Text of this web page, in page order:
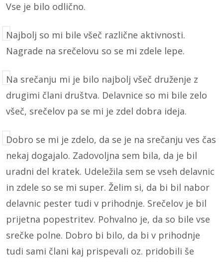
Vse je bilo odlično.
Najbolj so mi bile všeč različne aktivnosti.
Nagrade na srečelovu so se mi zdele lepe.
Na srečanju mi je bilo najbolj všeč druženje z
drugimi člani društva. Delavnice so mi bile zelo
všeč, srečelov pa se mi je zdel dobra ideja.
Dobro se mi je zdelo, da se je na srečanju ves čas
nekaj dogajalo. Zadovoljna sem bila, da je bil
uradni del kratek. Udeležila sem se vseh delavnic
in zdele so se mi super. Želim si, da bi bil nabor
delavnic pester tudi v prihodnje. Srečelov je bil
prijetna popestritev. Pohvalno je, da so bile vse
srečke polne. Dobro bi bilo, da bi v prihodnje
tudi sami člani kaj prispevali oz. pridobili še